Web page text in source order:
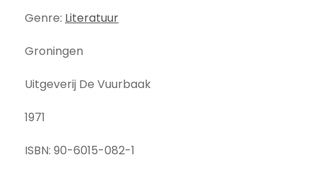
Genre: Literatuur
Groningen
Uitgeverij De Vuurbaak
1971
ISBN: 90-6015-082-1